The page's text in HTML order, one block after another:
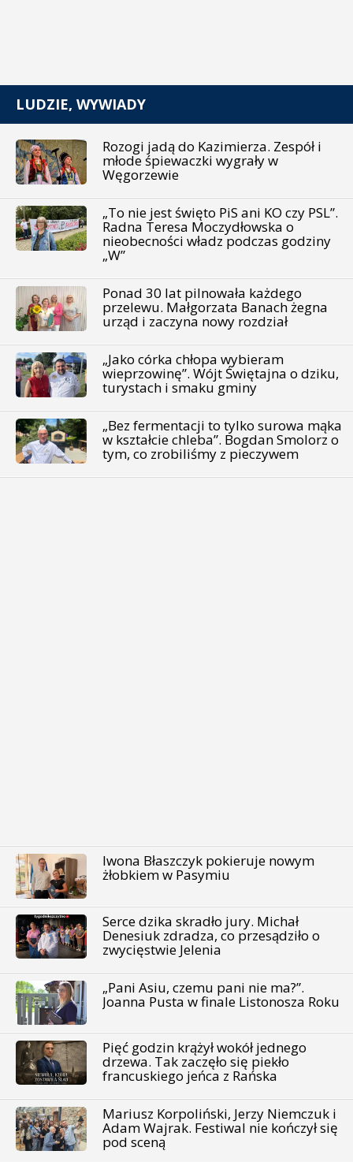
LUDZIE, WYWIADY
Rozogi jadą do Kazimierza. Zespół i
młode śpiewaczki wygrały w
Węgorzewie
„To nie jest święto PiS ani KO czy PSL”.
Radna Teresa Moczydłowska o
nieobecności władz podczas godziny
„W”
Ponad 30 lat pilnowała każdego
przelewu. Małgorzata Banach żegna
urząd i zaczyna nowy rozdział
„Jako córka chłopa wybieram
wieprzowinę”. Wójt Świętajna o dziku,
turystach i smaku gminy
„Bez fermentacji to tylko surowa mąka
w kształcie chleba”. Bogdan Smolorz o
tym, co zrobiliśmy z pieczywem
Iwona Błaszczyk pokieruje nowym
żłobkiem w Pasymiu
Serce dzika skradło jury. Michał
Denesiuk zdradza, co przesądziło o
zwycięstwie Jelenia
„Pani Asiu, czemu pani nie ma?”.
Joanna Pusta w finale Listonosza Roku
Pięć godzin krążył wokół jednego
drzewa. Tak zaczęło się piekło
francuskiego jeńca z Rańska
Mariusz Korpoliński, Jerzy Niemczuk i
Adam Wajrak. Festiwal nie kończył się
pod sceną